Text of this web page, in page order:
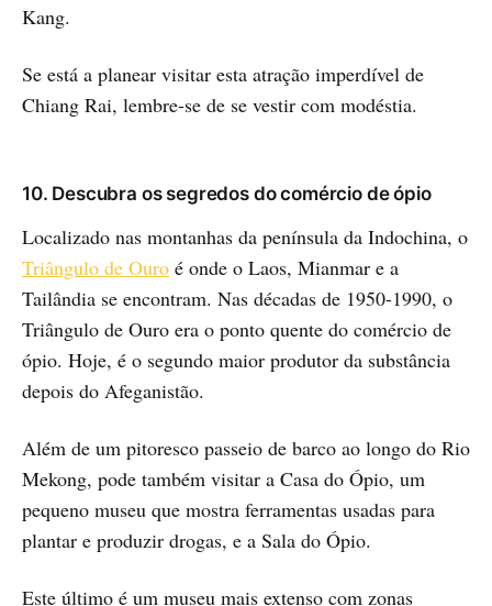
Kang.
Se está a planear visitar esta atração imperdível de
Chiang Rai, lembre-se de se vestir com modéstia.
10. Descubra os segredos do comércio de ópio
Localizado nas montanhas da península da Indochina, o
Triângulo de Ouro é onde o Laos, Mianmar e a
Tailândia se encontram. Nas décadas de 1950-1990, o
Triângulo de Ouro era o ponto quente do comércio de
ópio. Hoje, é o segundo maior produtor da substância
depois do Afeganistão.
Além de um pitoresco passeio de barco ao longo do Rio
Mekong, pode também visitar a Casa do Ópio, um
pequeno museu que mostra ferramentas usadas para
plantar e produzir drogas, e a Sala do Ópio.
Este último é um museu mais extenso com zonas